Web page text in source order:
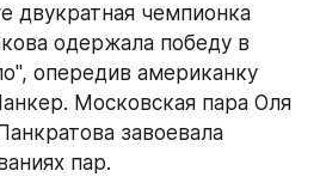
двукратная чемпионка
одержала победу в
опередив американку
Московская пара Оля
завоевала
пар.